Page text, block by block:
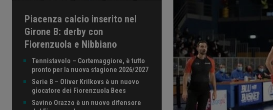
Piacenza calcio inserito nel
Girone B: derby con
Fiorenzuola e Nibbiano
Tennistavolo – Cortemaggiore, è tutto
pronto per la nuova stagione 2026/2027
Serie B – Oliver Krilkovs è un nuovo
giocatore dei Fiorenzuola Bees
Savino Orazzo è un nuovo difensore